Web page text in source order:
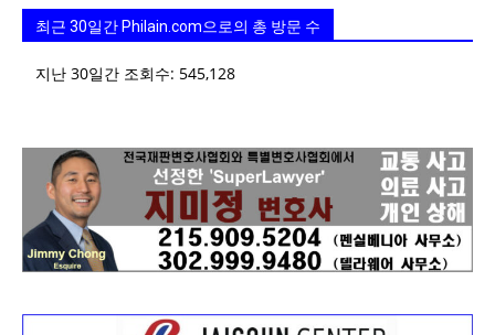
최근 30일간 Philain.com으로의 총 방문 수
지난 30일간 조회수: 545,128